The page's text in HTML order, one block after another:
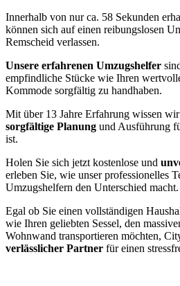
Innerhalb von nur ca. 58 Sekunden
können sich auf einen reibungslosen
Remscheid verlassen.
Unsere erfahrenen Umzugshelfer
empfindliche Stücke wie Ihren
Kommode sorgfältig zu handhaben.
Mit über 13 Jahre Erfahrung wissen
sorgfältige Planung und Ausführung
ist.
Holen Sie sich jetzt kostenlose und
erleben Sie, wie unser professionelles
Umzugshelfern den Unterschied macht.
Egal ob Sie einen vollständigen
wie Ihren geliebten Sessel, den
Wohnwand transportieren möchten,
verlässlicher Partner für einen